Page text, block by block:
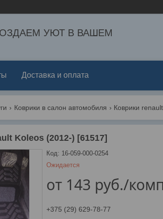
УЮТ В ВАШЕМ
Доставка и оплата
Коврики в салон автомобиля Коврики
Koleos (2012-) [61517]
Ожидается
Код: 16-059-000-0254
от 143 руб./
+375 (29) 629-78-77